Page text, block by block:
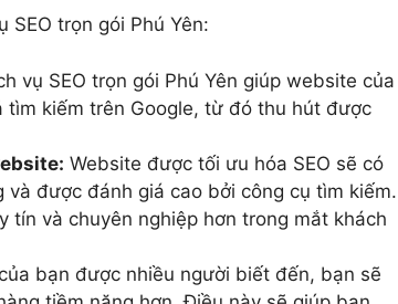
trọn gói Phú Yên:
vụ SEO trọn gói Phú Yên giúp website của
kiếm trên Google, từ đó thu hút được
Website được tối ưu hóa SEO sẽ có
được đánh giá cao bởi công cụ tìm kiếm.
và chuyên nghiệp hơn trong mắt khách
bạn được nhiều người biết đến, bạn sẽ